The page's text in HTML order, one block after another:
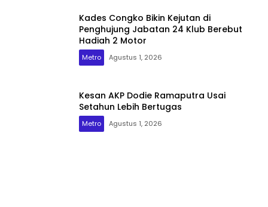
Kades Congko Bikin Kejutan di
Penghujung Jabatan 24 Klub Berebut
Hadiah 2 Motor
Metro Agustus 1, 2026
Kesan AKP Dodie Ramaputra Usai
Setahun Lebih Bertugas
Metro Agustus 1, 2026